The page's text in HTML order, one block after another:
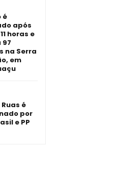
é
após
horas e
na Serra
em
é
por
e PP